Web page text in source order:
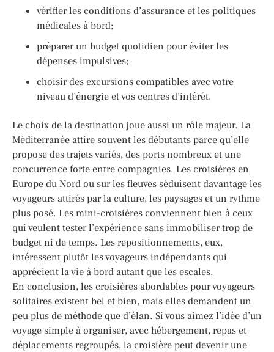
vérifier les conditions d’assurance et les politiques
médicales à bord;
préparer un budget quotidien pour éviter les
dépenses impulsives;
choisir des excursions compatibles avec votre
niveau d’énergie et vos centres d’intérêt.
Le choix de la destination joue aussi un rôle majeur. La
Méditerranée attire souvent les débutants parce qu’elle
propose des trajets variés, des ports nombreux et une
concurrence forte entre compagnies. Les croisières en
Europe du Nord ou sur les fleuves séduisent davantage les
voyageurs attirés par la culture, les paysages et un rythme
plus posé. Les mini-croisières conviennent bien à ceux
qui veulent tester l’expérience sans immobiliser trop de
budget ni de temps. Les repositionnements, eux,
intéressent plutôt les voyageurs indépendants qui
apprécient la vie à bord autant que les escales.
En conclusion, les croisières abordables pour voyageurs
solitaires existent bel et bien, mais elles demandent un
peu plus de méthode que d’élan. Si vous aimez l’idée d’un
voyage simple à organiser, avec hébergement, repas et
déplacements regroupés, la croisière peut devenir une